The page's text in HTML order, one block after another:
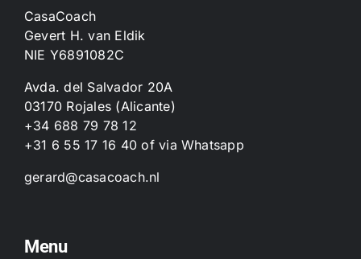
CasaCoach
Gevert H. van Eldik
NIE Y6891082C
Avda. del Salvador 20A
03170 Rojales (Alicante)
+34 688 79 78 12
+31 6 55 17 16 40 ofvia Whatsapp
gerard@casacoach.nl
Menu